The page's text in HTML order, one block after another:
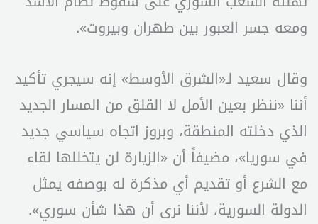
ومعه جسر العبور بين طهران وبيروت».
وقال سعيد لـ«الشرق الأوسط» إنه سيجري تأكيد
أننا «ننظر بعين الأمل لا القلق من المسار الجديد
الذي دخلته المنطقة، وبروز اتجاه سياسي جديد
في سوريا»، مضيفاً أن «الزيارة لن يتخللها لقاء
مع الشرع أو تقديم أي مذكرة له بوصفه يمثل
الدولة السورية، لأننا نرى أن هذا شأن سوري».